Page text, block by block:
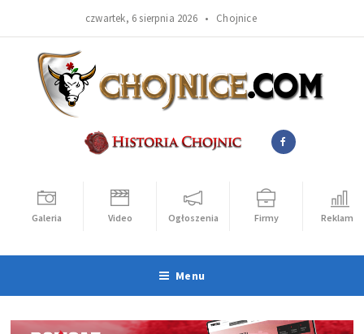
czwartek, 6 sierpnia 2026 • Chojnice
Galeria Video Ogłoszenia Firmy Reklama
Menu